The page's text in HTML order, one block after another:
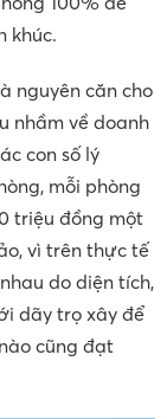
khúc.
nguyên căn cho
nhầm về doanh
con số lý
mỗi phòng
triệu đồng một
vì trên thực tế
do diện tích,
dãy trọ xây để
cũng đạt